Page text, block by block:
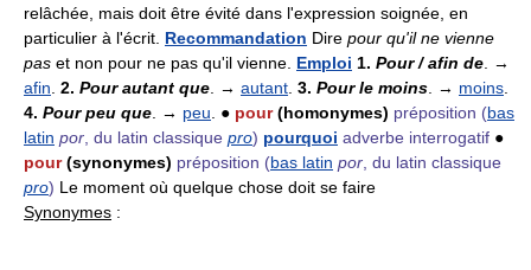
relâchée, mais doit être évité dans l'expression soignée, en
particulier à l'écrit. Recommandation Dire pour qu'il ne vienne
pas et non pour ne pas qu'il vienne. Emploi 1. Pour / afin de. →
afin. 2. Pour autant que. → autant. 3. Pour le moins. → moins.
4. Pour peu que. → peu. ● pour(homonymes) préposition (bas
latin por, du latin classique pro) pourquoi adverbe interrogatif ●
pour(synonymes) préposition (bas latin por, du latin classique
pro) Le moment où quelque chose doit se faire
Synonymes :